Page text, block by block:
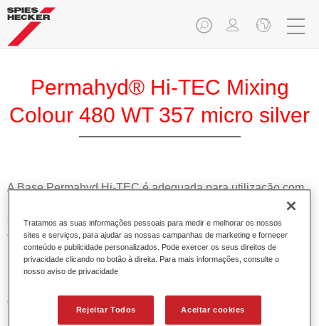
Permahyd® Hi-TEC Mixing
Colour 480 WT 357 micro silver
A Base Permahyd Hi-TEC é adequada para utilização com
sistema de base bicamada aquosa. Este sistema de mistura
contém todas as cores lisas e de efeito necessárias para a
repintura de alta qualidade de veículos automóveis de
passageiros.
Características do produto
Simples e rápido de aplicar.
Tratamos as suas informações pessoais para medir e melhorar os nossos
sites e serviços, para ajudar as nossas campanhas de marketing e fornecer
conteúdo e publicidade personalizados. Pode exercer os seus direitos de
privacidade clicando no botão à direita. Para mais informações, consulte o
nosso aviso de privacidade
Rejeitar Todos Aceitar cookies